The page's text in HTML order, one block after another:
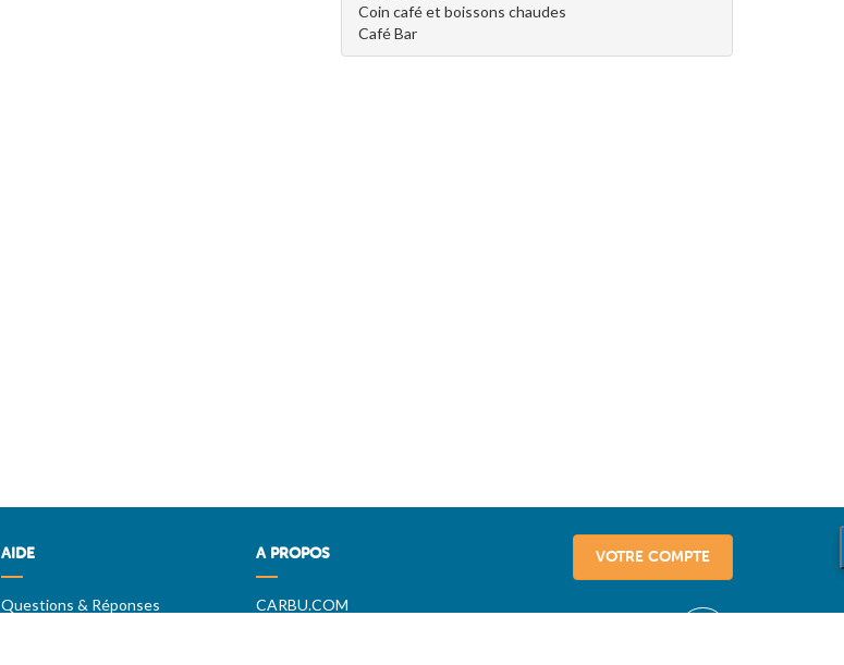
Coin café et boissons chaudes
Café Bar
AIDE
Questions & Réponses
A PROPOS
CARBU.COM
VOTRE COMPTE